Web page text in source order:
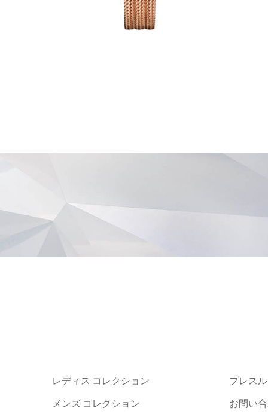
レディス コレクション
メンズ コレクション
プレス
お問い